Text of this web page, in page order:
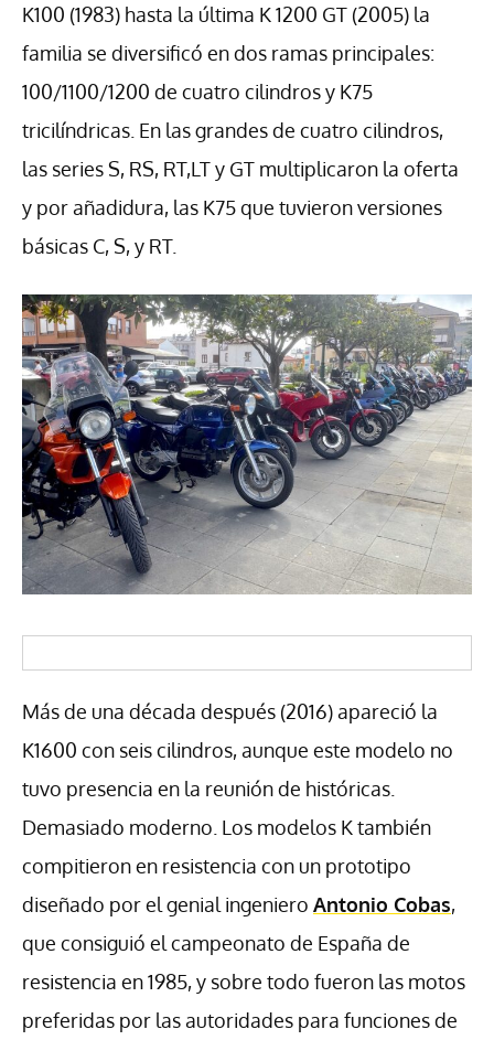
K100 (1983) hasta la última K 1200 GT (2005) la
familia se diversificó en dos ramas principales:
100/1100/1200 de cuatro cilindros y K75
tricilíndricas. En las grandes de cuatro cilindros,
las series S, RS, RT,LT y GT multiplicaron la oferta
y por añadidura, las K75 que tuvieron versiones
básicas C, S, y RT.
Más de una década después (2016) apareció la
K1600 con seis cilindros, aunque este modelo no
tuvo presencia en la reunión de históricas.
Demasiado moderno. Los modelos K también
compitieron en resistencia con un prototipo
diseñado por el genial ingeniero Antonio Cobas,
que consiguió el campeonato de España de
resistencia en 1985, y sobre todo fueron las motos
preferidas por las autoridades para funciones de